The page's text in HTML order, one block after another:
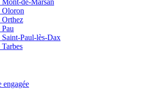
Mont-de-Marsan
Oloron
Orthez
Saint-Paul-lès-Dax
engagée